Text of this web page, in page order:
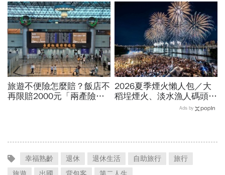
單曝光
頂、想著秀山美食...探訪熱
門登山路線
旅遊不便險怎麼賠？飯店不
再限賠2000元「兩產險」
2026夏季煙火懶人包／大
稻埕煙火、淡水漁人碼頭、
東石海上煙火…全台花火施
Ads by
幸福熟齡 退休 退休生活 自助旅行
旅行